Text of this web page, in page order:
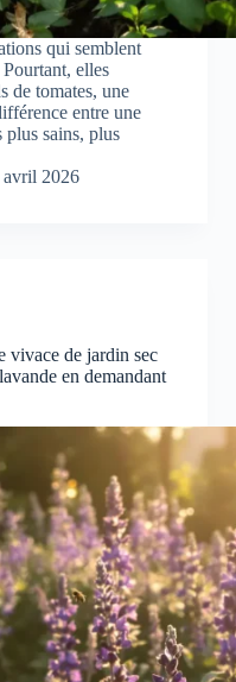
qui semblent
elles
de tomates, une
entre une
plus sains, plus
avril 2026
vivace de jardin sec
en demandant